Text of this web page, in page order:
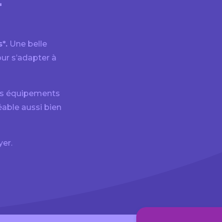
Une belle
s’adapter à
équipements
aussi bien